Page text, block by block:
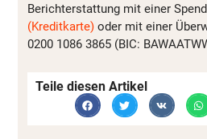
Berichterstattung mit einer
(Kreditkarte) oder mit einer
0200 1086 3865 (BIC:
Teile diesen Artikel